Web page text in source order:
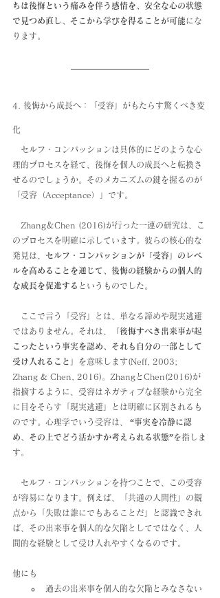
ちは後悔という痛みを伴う感情を、安全な心の状態
で見つめ直し、そこから学びを得ることが可能にな
ります。
4. 後悔から成長へ：「受容」がもたらす驚くべき変
化
セルフ・コンパッションは具体的にどのような心
理的プロセスを経て、後悔を個人の成長へと転換さ
せるのでしょうか。そのメカニズムの鍵を握るのが
「受容（Acceptance）」です。
Zhang＆Chen (2016)が行った一連の研究は、こ
のプロセスを明確に示しています。彼らの核心的な
発見は、 セルフ・コンパッションが「受容」のレベ
ルを高めることを通じて、後悔の経験からの個人的
な成長を促進する というものでした。
ここで言う「受容」とは、単なる諦めや現実逃避
ではありません。それは、
「後悔すべき出来事が起
こったという事実を認め、それも自分の一部として
受け入れること」 を意味します(Neff, 2003;
Zhang & Chen, 2016)。ZhangとChen(2016)が
指摘するように、受容はネガティブな経験から完全
に目をそらす「現実逃避」とは明確に区別されるも
のです。心理学でいう受容は、
“事実を冷静に認
め、その上でどう活かすか考えられる状態”を指しま
す。
セルフ・コンパッションを持つことで、この受容
が容易になります。例えば、「共通の人間性」の観
点から「失敗は誰にでもあることだ」と認識できれ
ば、その出来事を個人的な欠陥としてではなく、人
間的な経験として受け入れやすくなるのです。
他にも
過去の出来事を個人的な欠陥とみなさない